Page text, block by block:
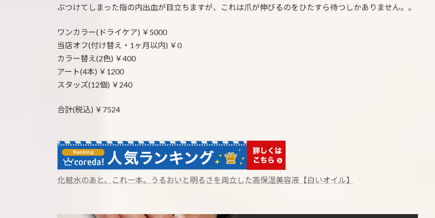
ぶつけてしまった指の内出血が目立ちますが、これは爪が伸びるのをひたすら待つしかありません。。
ワンカラー(ドライケア) ￥5000
当店オフ(付け替え・1ヶ月以内) ￥0
カラー替え(2色) ￥400
アート(4本) ￥1200
スタッズ(12個) ￥240
合計(税込) ￥7524
化粧水のあと、これ一本。うるおいと明るさを両立した高保湿美容液【白いオイル】